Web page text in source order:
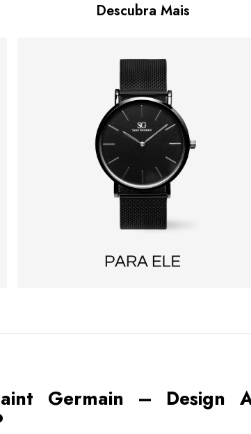
Descubra Mais
Germain – Design